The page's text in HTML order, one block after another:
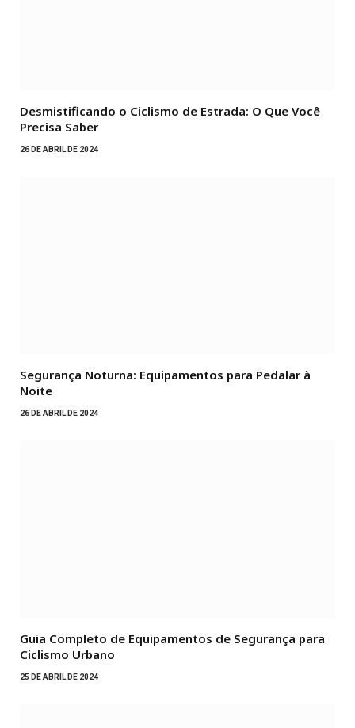
Desmistificando o Ciclismo de Estrada: O Que Você
Precisa Saber
26 DE ABRIL DE 2024
Segurança Noturna: Equipamentos para Pedalar à
Noite
26 DE ABRIL DE 2024
Guia Completo de Equipamentos de Segurança para
Ciclismo Urbano
25 DE ABRIL DE 2024